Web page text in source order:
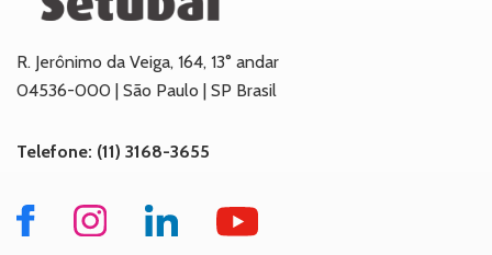
R. Jerônimo da Veiga, 164, 13° andar
04536-000 | São Paulo | SP Brasil
Telefone: (11) 3168-3655